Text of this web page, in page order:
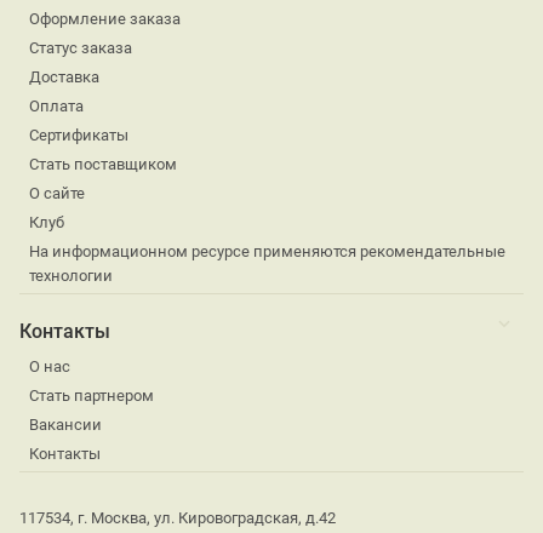
Оформление заказа
Статус заказа
Доставка
Оплата
Сертификаты
Стать поставщиком
О сайте
Клуб
На информационном ресурсе применяются рекомендательные
технологии
Контакты
О нас
Стать партнером
Вакансии
Контакты
117534, г. Москва, ул. Кировоградская, д.42